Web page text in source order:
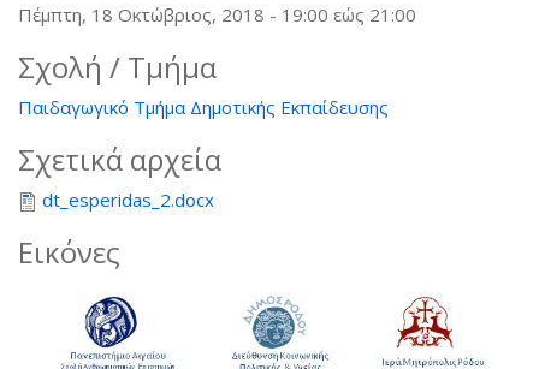
Πέμπτη, 18 Οκτώβριος, 2018 - 19:00 εώς 21:00
Σχολή / Τμήμα
Παιδαγωγικό Τμήμα Δημοτικής Εκπαίδευσης
Σχετικά αρχεία
dt_esperidas_2.docx
Εικόνες